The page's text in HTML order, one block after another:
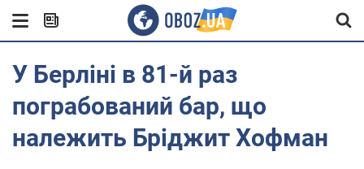
У Берліні в 81-й раз
пограбований бар, що
належить Бріджит Хофман